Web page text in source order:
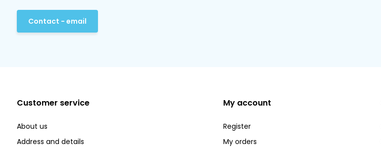
Contact - email
Customer service
About us
Address and details
My account
Register
My orders